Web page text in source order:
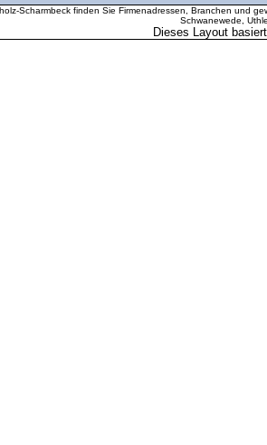
Scharmbeck finden Sie Firmenadressen, Branchen und
Schwanewede,
Dieses Layout